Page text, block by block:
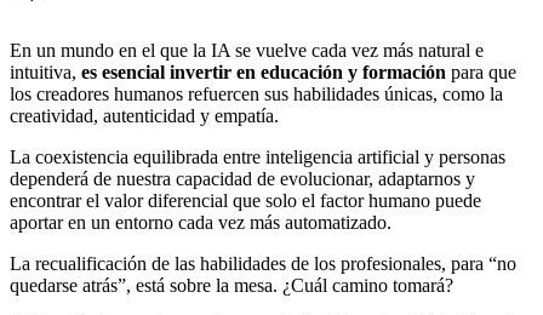
En un mundo en el que la IA se vuelve cada vez más natural e
intuitiva, es esencial invertir en educación y formación para que
los creadores humanos refuercen sus habilidades únicas, como la
creatividad, autenticidad y empatía.
La coexistencia equilibrada entre inteligencia artificial y personas
dependerá de nuestra capacidad de evolucionar, adaptarnos y
encontrar el valor diferencial que solo el factor humano puede
aportar en un entorno cada vez más automatizado.
La recualificación de las habilidades de los profesionales, para “no
quedarse atrás”, está sobre la mesa. ¿Cuál camino tomará?